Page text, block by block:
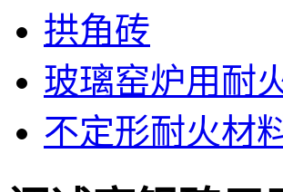
拱角砖
玻璃窑炉用耐
不定形耐火材